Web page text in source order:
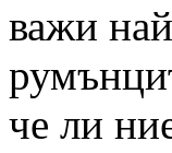
важи
че ли